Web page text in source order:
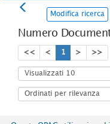
Modifica ricerca
Numero
<< < 1 > >>